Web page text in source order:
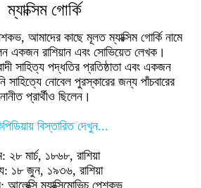
ম্যাক্সিম গোর্কি
আমাদের কাছে মূলত ম্যাক্সিম গোর্কি নামে
একজন রাশিয়ান এবং সোভিয়েত লেখক।
সাহিত্য পদ্ধতির প্রতিষ্ঠাতা এবং একজন
সাহিত্যে নোবেল পুরস্কারের জন্য পাঁচবারের
প্রার্থীও ছিলেন।
বিস্তারিত দেখুন...
২৮ মার্চ, ১৮৬৮, রাশিয়া
১৮ জুন, ১৯৩৬, রাশিয়া